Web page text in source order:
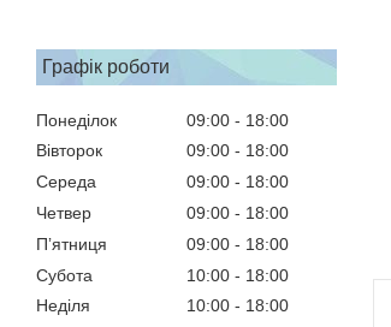
Графік роботи
Понеділок 09:00
18:00
Вівторок
09:00
18:00
Середа
09:00
18:00
Четвер
09:00
18:00
Пʼятниця
09:00
18:00
Субота
10:00
18:00
Неділя
10:00 18:00